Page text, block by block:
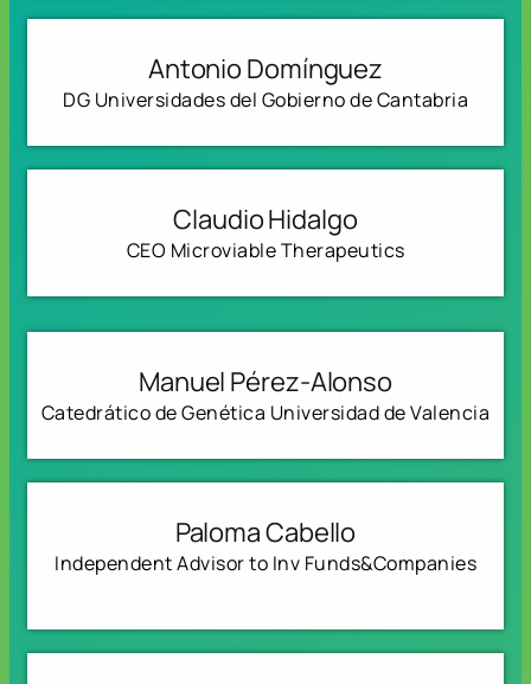
Antonio Domínguez
DG Universidades del Gobierno de Cantabria
Claudio Hidalgo
CEO Microviable Therapeutics
Manuel Pérez-Alonso
Catedrático de Genética Universidad de Valencia
Paloma Cabello
Independent Advisor to Inv Funds&Companies